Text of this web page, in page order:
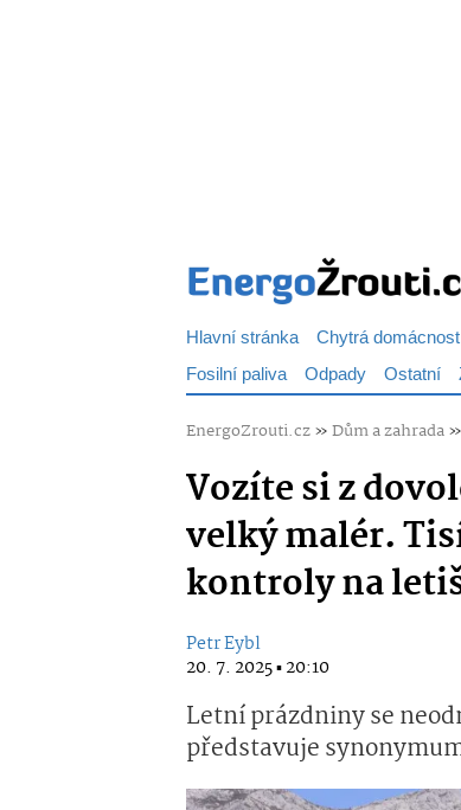
Hlavní stránka Chytrá domácnost
Fosilní paliva Odpady Ostatní
EnergoZrouti.cz»Dům a zahrada»
Vozíte si z
velký malér.
kontroly na
Petr Eybl
20. 7. 2025 ▪ 20:10
Letní prázdniny se
představuje